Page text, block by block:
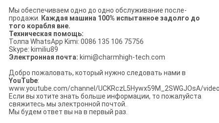
Мы обеспечиваем одно до одно обслуживание после-
продажи. Каждая машина 100% испытанное задолго до
того корабля вне.
Техническая помощь:
Толпа WhatsApp Kimi: 0086 135 106 75756
Skype: kimiliu89
Электронная почта: kimi@charmhigh-tech.com
Добро пожаловать, который нужно следовать нами в
YouTube:
www.youtube.com/channel/UCKRczL5Hywx59M_2SWGJOsA/
Если вы хотите знать больше информации, то пожалуйста
свяжитесь мы электронной почтой.
Мы будем ответ вы на в первый раз.